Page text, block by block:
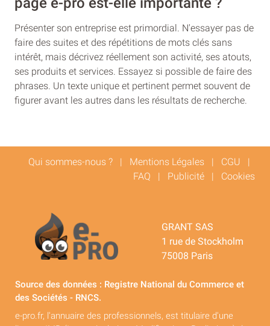
Présenter son entreprise est primordial. N'essayer pas de
faire des suites et des répétitions de mots clés sans
intérêt, mais décrivez réellement son activité, ses atouts,
ses produits et services. Essayez si possible de faire des
phrases. Un texte unique et pertinent permet souvent de
figurer avant les autres dans les résultats de recherche.
Qui sommes-nous ? | Mentions Légales | CGU |
FAQ | Publicité | Cookies
GRANT SAS
1 rue de Stockholm
75008 Paris
Source des données : Registre National du Commerce et
des Sociétés - RNCS.
e-pro.fr, l'annuaire des professionnels, est titulaire d'une